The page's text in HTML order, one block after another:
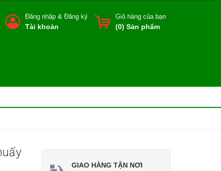
Giỏ hàng của bạn
(0) Sản phẩm
Đăng nhập & Đăng ký
Tài khoản
GIAO HÀNG TẬN NƠI